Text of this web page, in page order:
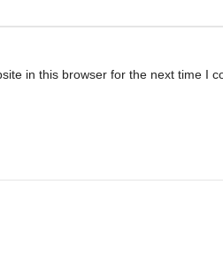
in this browser for the next time I